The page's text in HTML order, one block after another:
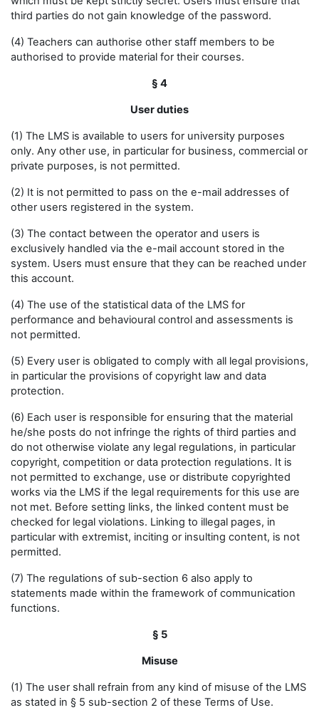
third parties do not gain knowledge of the password.
(4) Teachers can authorise other staff members to be
authorised to provide material for their courses.
§ 4
User duties
(1) The LMS is available to users for university purposes
only. Any other use, in particular for business, commercial or
private purposes, is not permitted.
(2) It is not permitted to pass on the e-mail addresses of
other users registered in the system.
(3) The contact between the operator and users is
exclusively handled via the e-mail account stored in the
system. Users must ensure that they can be reached under
this account.
(4) The use of the statistical data of the LMS for
performance and behavioural control and assessments is
not permitted.
(5) Every user is obligated to comply with all legal provisions,
in particular the provisions of copyright law and data
protection.
(6) Each user is responsible for ensuring that the material
he/she posts do not infringe the rights of third parties and
do not otherwise violate any legal regulations, in particular
copyright, competition or data protection regulations. It is
not permitted to exchange, use or distribute copyrighted
works via the LMS if the legal requirements for this use are
not met. Before setting links, the linked content must be
checked for legal violations. Linking to illegal pages, in
particular with extremist, inciting or insulting content, is not
permitted.
(7) The regulations of sub-section 6 also apply to
statements made within the framework of communication
functions.
§ 5
Misuse
(1) The user shall refrain from any kind of misuse of the LMS
as stated in § 5 sub-section 2 of these Terms of Use.